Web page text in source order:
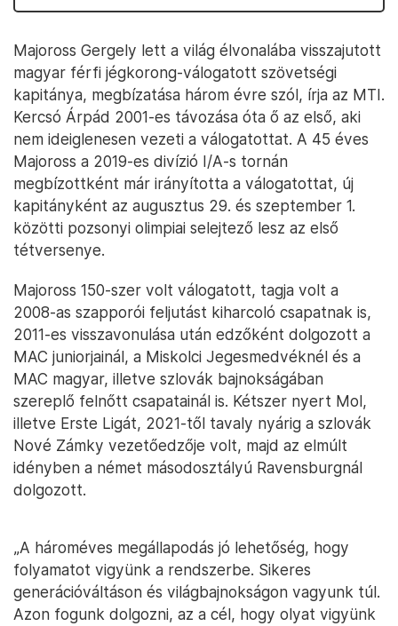
Majoross Gergely lett a világ élvonalába visszajutott
magyar férfi jégkorong-válogatott szövetségi
kapitánya, megbízatása három évre szól, írja az MTI.
Kercsó Árpád 2001-es távozása óta ő az első, aki
nem ideiglenesen vezeti a válogatottat. A 45 éves
Majoross a 2019-es divízió I/A-s tornán
megbízottként már irányította a válogatottat, új
kapitányként az augusztus 29. és szeptember 1.
közötti pozsonyi olimpiai selejtező lesz az első
tétversenye.
Majoross 150-szer volt válogatott, tagja volt a
2008-as szapporói feljutást kiharcoló csapatnak is,
2011-es visszavonulása után edzőként dolgozott a
MAC juniorjainál, a Miskolci Jegesmedvéknél és a
MAC magyar, illetve szlovák bajnokságában
szereplő felnőtt csapatainál is. Kétszer nyert Mol,
illetve Erste Ligát, 2021-től tavaly nyárig a szlovák
Nové Zámky vezetőedzője volt, majd az elmúlt
idényben a német másodosztályú Ravensburgnál
dolgozott.
„A hároméves megállapodás jó lehetőség, hogy
folyamatot vigyünk a rendszerbe. Sikeres
generációváltáson és világbajnokságon vagyunk túl.
Azon fogunk dolgozni, az a cél, hogy olyat vigyünk